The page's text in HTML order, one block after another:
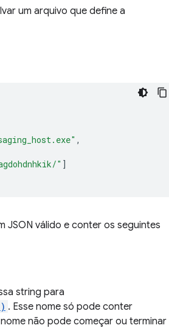
um arquivo que define a
,
" ]
JSON válido e conter os seguintes
string para
. Esse nome só pode conter
não pode começar ou terminar